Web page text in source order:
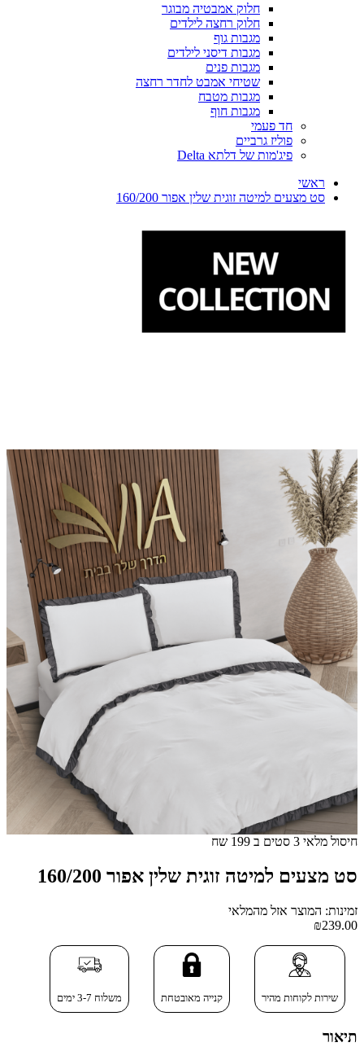
חלוק אמבטיה מבוגר
חלוק רחצה לילדים
מגבות גוף
מגבות דיסני לילדים
מגבות פנים
שטיחי אמבט לחדר רחצה
מגבות מטבח
מגבות חוף
חד פעמי
פוליז גרביים
פיג'מות של דלתא Delta
ראשי
סט מצעים למיטה זוגית שלין אפור 160/200
חיסול מלאי 3 סטים ב 199 שח
סט מצעים למיטה זוגית שלין אפור 160/200
זמינות: המוצר אזל מהמלאי
₪239.00
שירות לקוחות מהיר קנייה מאובטחת משלוח 3-7 ימים
תיאור